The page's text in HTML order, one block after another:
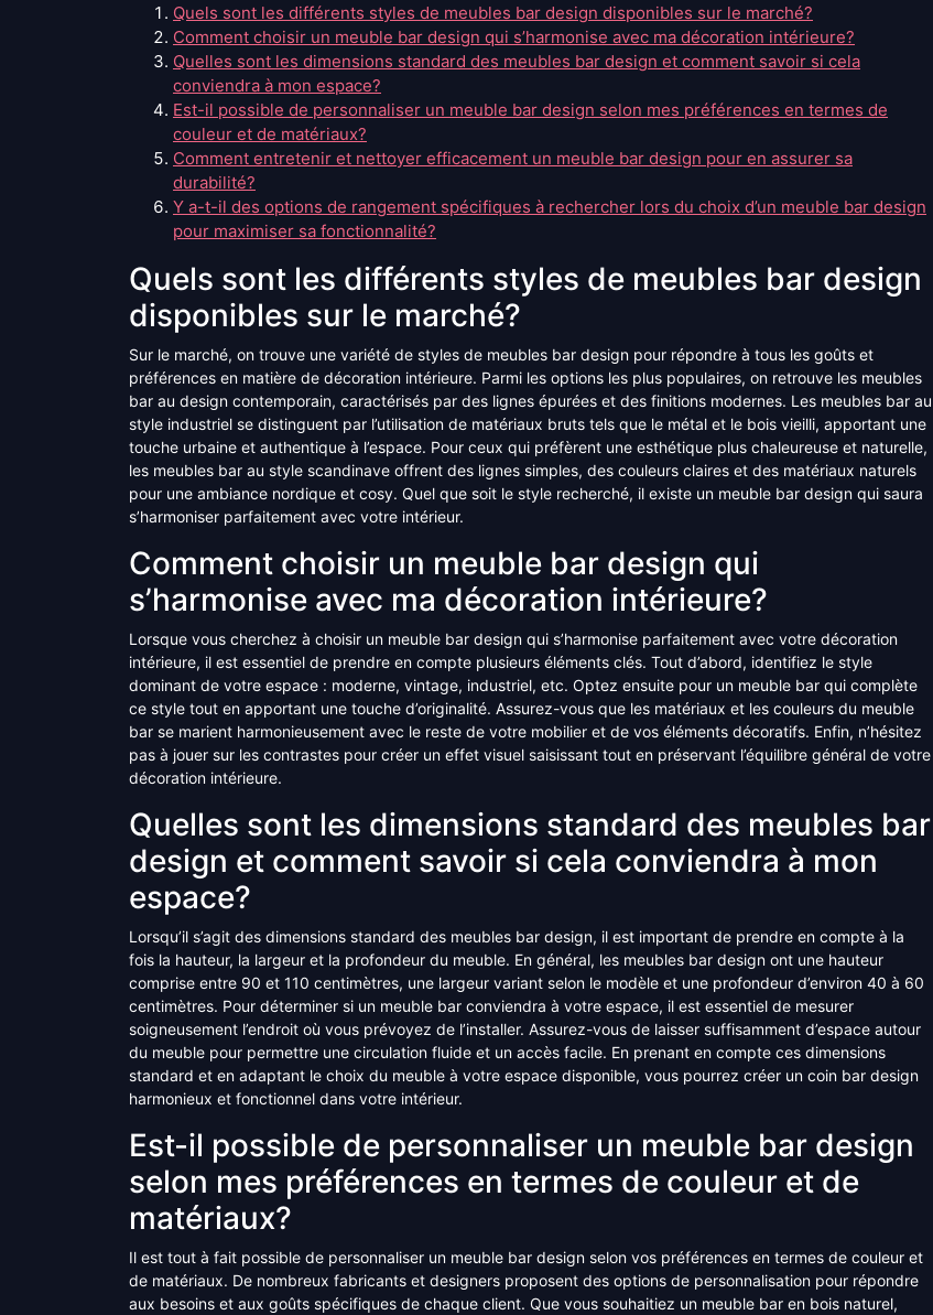
Quels sont les différents styles de meubles bar design disponibles sur le marché?
Comment choisir un meuble bar design qui s’harmonise avec ma décoration intérieure?
Quelles sont les dimensions standard des meubles bar design et comment savoir si cela
conviendra à mon espace?
Est-il possible de personnaliser un meuble bar design selon mes préférences en termes de
couleur et de matériaux?
Comment entretenir et nettoyer efficacement un meuble bar design pour en assurer sa
durabilité?
Y a-t-il des options de rangement spécifiques à rechercher lors du choix d’un meuble bar design
pour maximiser sa fonctionnalité?
Quels sont les différents styles de meubles bar design
disponibles sur le marché?
Sur le marché, on trouve une variété de styles de meubles bar design pour répondre à tous les goûts et
préférences en matière de décoration intérieure. Parmi les options les plus populaires, on retrouve les meubles
bar au design contemporain, caractérisés par des lignes épurées et des finitions modernes. Les meubles bar au
style industriel se distinguent par l’utilisation de matériaux bruts tels que le métal et le bois vieilli, apportant une
touche urbaine et authentique à l’espace. Pour ceux qui préfèrent une esthétique plus chaleureuse et naturelle,
les meubles bar au style scandinave offrent des lignes simples, des couleurs claires et des matériaux naturels
pour une ambiance nordique et cosy. Quel que soit le style recherché, il existe un meuble bar design qui saura
s’harmoniser parfaitement avec votre intérieur.
Comment choisir un meuble bar design qui
s’harmonise avec ma décoration intérieure?
Lorsque vous cherchez à choisir un meuble bar design qui s’harmonise parfaitement avec votre décoration
intérieure, il est essentiel de prendre en compte plusieurs éléments clés. Tout d’abord, identifiez le style
dominant de votre espace : moderne, vintage, industriel, etc. Optez ensuite pour un meuble bar qui complète
ce style tout en apportant une touche d’originalité. Assurez-vous que les matériaux et les couleurs du meuble
bar se marient harmonieusement avec le reste de votre mobilier et de vos éléments décoratifs. Enfin, n’hésitez
pas à jouer sur les contrastes pour créer un effet visuel saisissant tout en préservant l’équilibre général de votre
décoration intérieure.
Quelles sont les dimensions standard des meubles bar
design et comment savoir si cela conviendra à mon
espace?
Lorsqu’il s’agit des dimensions standard des meubles bar design, il est important de prendre en compte à la
fois la hauteur, la largeur et la profondeur du meuble. En général, les meubles bar design ont une hauteur
comprise entre 90 et 110 centimètres, une largeur variant selon le modèle et une profondeur d’environ 40 à 60
centimètres. Pour déterminer si un meuble bar conviendra à votre espace, il est essentiel de mesurer
soigneusement l’endroit où vous prévoyez de l’installer. Assurez-vous de laisser suffisamment d’espace autour
du meuble pour permettre une circulation fluide et un accès facile. En prenant en compte ces dimensions
standard et en adaptant le choix du meuble à votre espace disponible, vous pourrez créer un coin bar design
harmonieux et fonctionnel dans votre intérieur.
Est-il possible de personnaliser un meuble bar design
selon mes préférences en termes de couleur et de
matériaux?
Il est tout à fait possible de personnaliser un meuble bar design selon vos préférences en termes de couleur et
de matériaux. De nombreux fabricants et designers proposent des options de personnalisation pour répondre
aux besoins et aux goûts spécifiques de chaque client. Que vous souhaitiez un meuble bar en bois naturel,